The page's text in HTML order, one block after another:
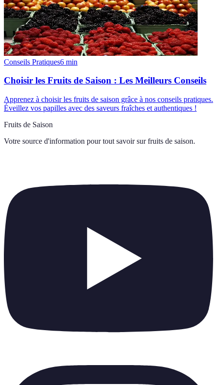
Conseils Pratiques6 min
Choisir les Fruits de Saison : Les Meilleurs Conseils
Apprenez à choisir les fruits de saison grâce à nos conseils pratiques.
Éveillez vos papilles avec des saveurs fraîches et authentiques !
Fruits de Saison
Votre source d'information pour tout savoir sur fruits de saison.